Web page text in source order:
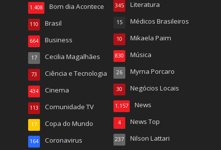
Bom dia Acontece
1.408
Brasil
110
Business
664
Cecilia Magalhães
17
Ciência e Tecnologia
73
Cinema
434
Comunidade TV
113
Copa do Mundo
17
Coronavirus
164
Literatura
345
Médicos Brasileiros
15
Mikaela Paim
10
Música
830
Myrna Porcaro
26
Negócios Locais
30
News
1.157
News Top
4
Nilson Lattari
237